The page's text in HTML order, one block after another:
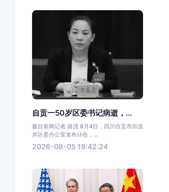
自贡一50岁区委书记病逝，...
极目新闻记者 谢茂 8月4日，四川自贡市自流
井区委办公室发布讣告，...
2026-08-05 19:42:24